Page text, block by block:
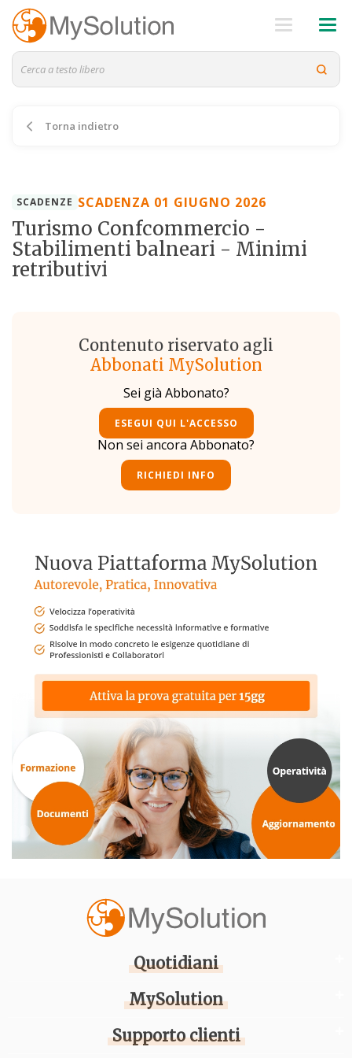
Torna indietro
SCADENZE SCADENZA 01 GIUGNO 2026
Turismo Confcommercio -
Stabilimenti balneari - Minimi
retributivi
Contenuto riservato agli
Abbonati MySolution
Sei già Abbonato?
ESEGUI QUI L'ACCESSO
Non sei ancora Abbonato?
RICHIEDI INFO
Quotidiani
MySolution
Supporto clienti